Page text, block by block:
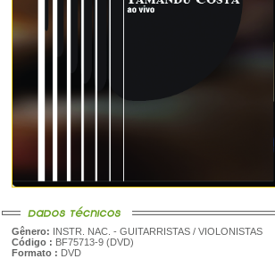
Gênero: INSTR. NAC. - GUITARRISTAS / VIOLONISTAS
Código : BF75713-9 (DVD)
Formato : DVD